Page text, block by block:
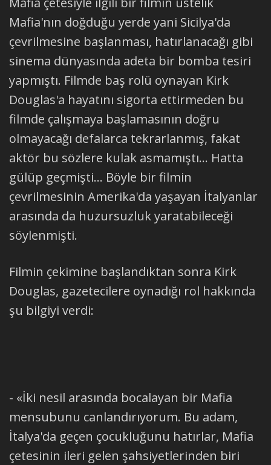
Mafia'nın doğduğu yerde yani Sicilya'da
çevrilmesine başlanması, hatırlanacağı gibi
sinema dünyasında adeta bir bomba tesiri
yapmıştı. Filmde baş rolü oynayan Kirk
Douglas'a hayatını sigorta ettirmeden bu
filmde çalışmaya başlamasının doğru
olmayacağı defalarca tekrarlanmış, fakat
aktör bu sözlere kulak asmamıştı... Hatta
gülüp geçmişti... Böyle bir filmin
çevrilmesinin Amerika'da yaşayan İtalyanlar
arasında da huzursuzluk yaratabileceği
söylenmişti.
Filmin çekimine başlandıktan sonra Kirk
Douglas, gazetecilere oynadığı rol hakkında
şu bilgiyi verdi:
- «İki nesil arasında bocalayan bir Mafia
mensubunu canlandırıyorum. Bu adam,
İtalya'da geçen çocukluğunu hatırlar, Mafia
çetesinin ileri gelen şahsiyetlerinden biri